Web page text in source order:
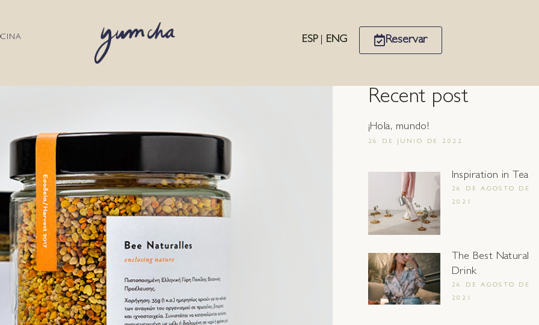
ESP| ENG Reservar
Recent post
¡Hola, mundo!
26 DE JUNIO DE 2022
Inspiration in Tea
26 DE AGOSTO DE
2021
The Best Natural
Drink
26 DE AGOSTO DE
2021